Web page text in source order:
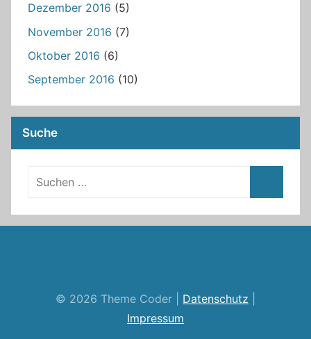
Dezember 2016 (5)
November 2016 (7)
Oktober 2016 (6)
September 2016 (10)
Suche
© 2026 Theme Coder | Datenschutz
Impressum